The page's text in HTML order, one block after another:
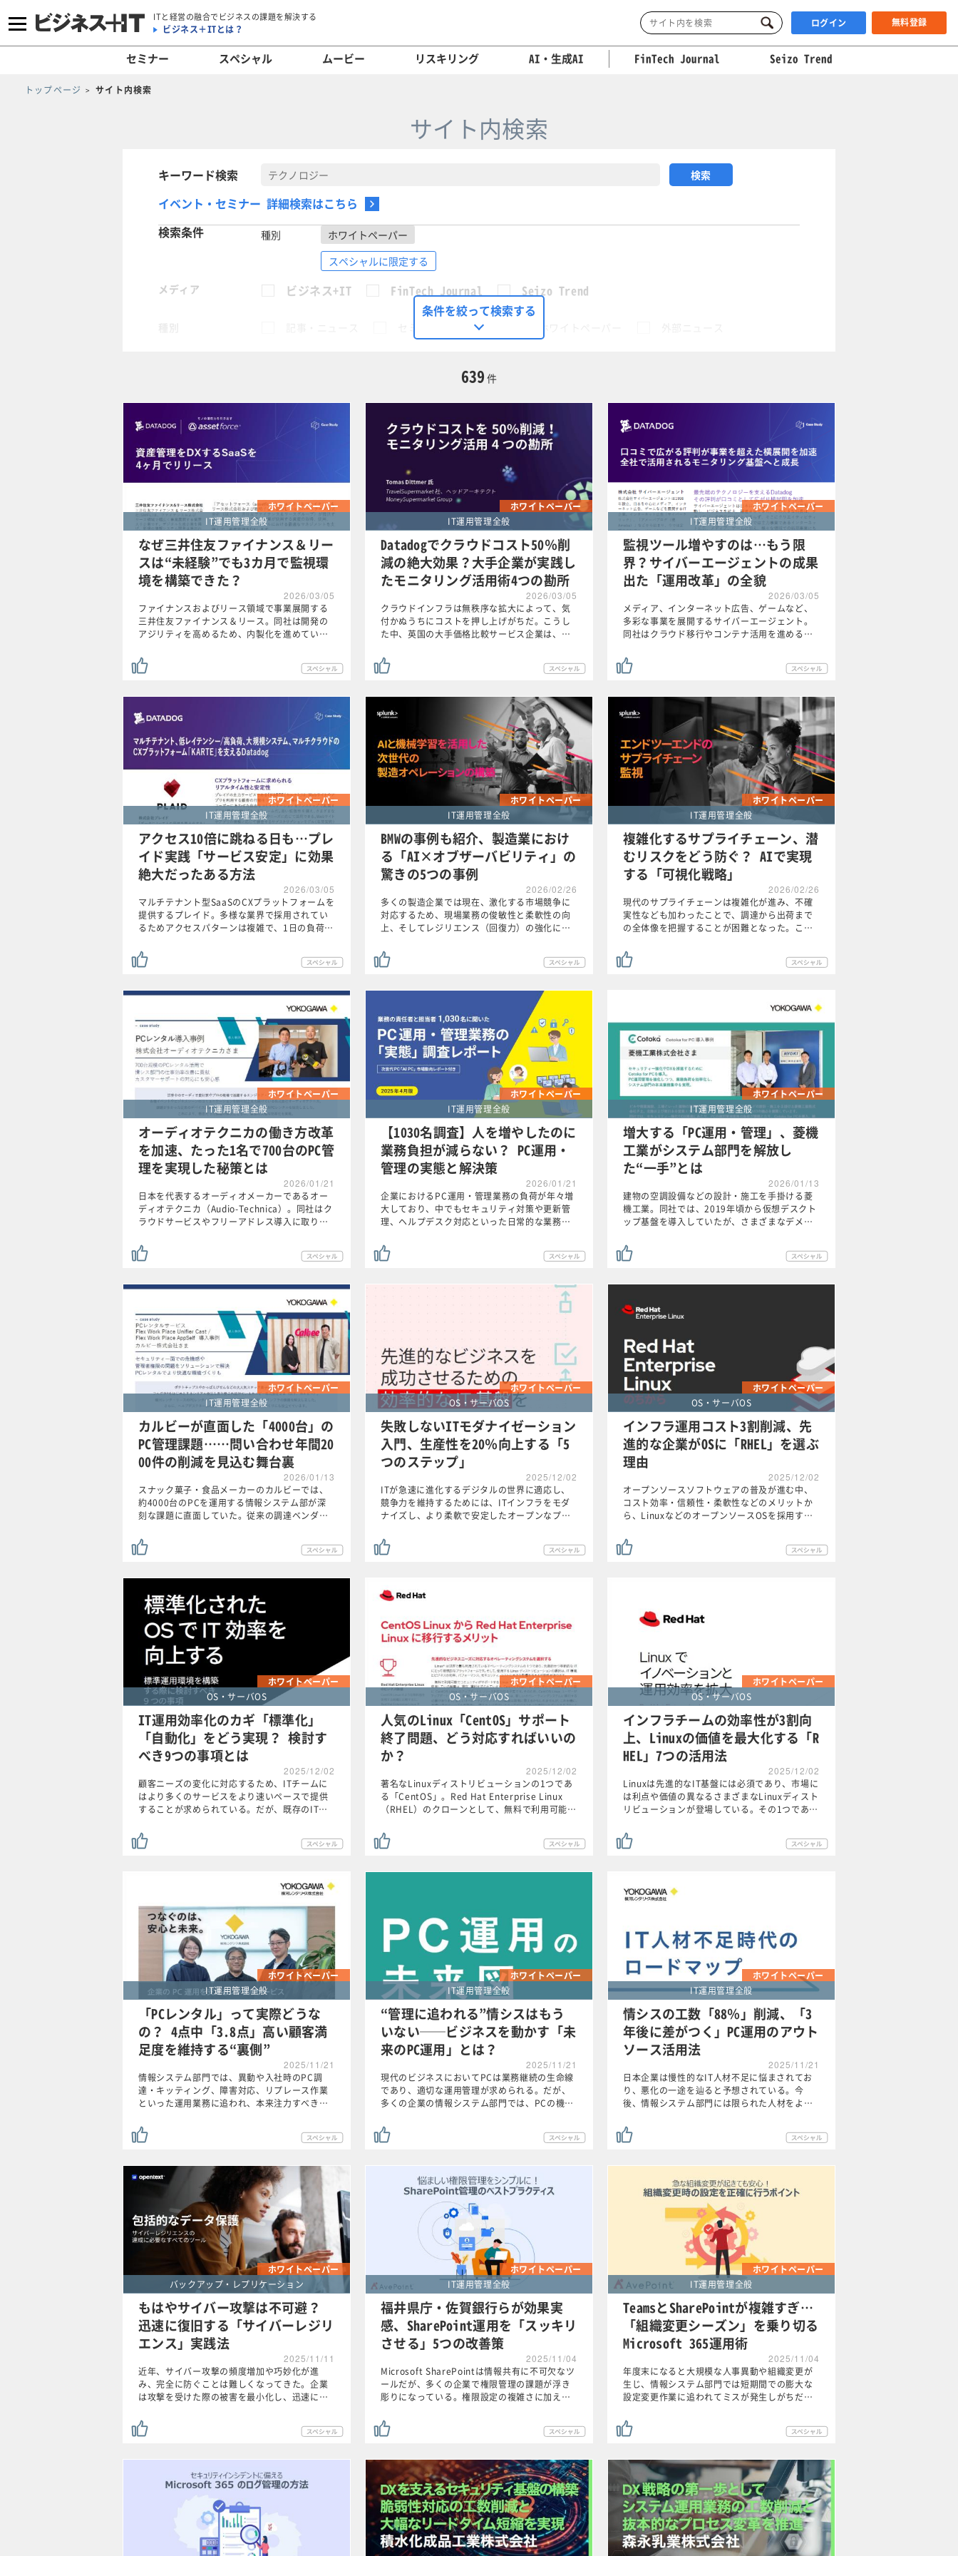
ITと経営の融合でビジネスの課題を解決する
ビジネス＋ITとは？ ログイン 無料登録
セミナー スペシャル ムービー リスキリング AI・生成AI FinTech Journal Seizo Trend
トップページ サイト内検索
サイト内検索
キーワード検索
イベント・セミナー 詳細検索はこちら
検索条件
種別
ホワイトペーパー
スペシャルに限定する
メディア
ビジネス+IT FinTech Journal Seizo Trend
動画
タグ
この条件で検索する
条件を絞って検索する
639 件
ホワイトペーパー
IT運用管理全般
なぜ三井住友ファイナンス＆リー
スは“未経験”でも3カ月で監視環
境を構築できた？
2026/03/05
ファイナンスおよびリース領域で事業展開する
三井住友ファイナンス＆リース。同社は開発の
アジリティを高めるため、内製化を進めてい…
ホワイトペーパー
IT運用管理全般
Datadogでクラウドコスト50％削
減の絶大効果？大手企業が実践し
たモニタリング活用術4つの勘所
2026/03/05
クラウドインフラは無秩序な拡大によって、気
付かぬうちにコストを押し上げがちだ。こうし
た中、英国の大手価格比較サービス企業は、…
ホワイトペーパー
IT運用管理全般
監視ツール増やすのは…もう限
界？サイバーエージェントの成果
出た「運用改革」の全貌
2026/03/05
メディア、インターネット広告、ゲームなど、
多彩な事業を展開するサイバーエージェント。
同社はクラウド移行やコンテナ活用を進める…
ホワイトペーパー
IT運用管理全般
アクセス10倍に跳ねる日も…プレ
イド実践「サービス安定」に効果
絶大だったある方法
2026/03/05
マルチテナント型SaaSのCXプラットフォームを
提供するプレイド。多様な業界で採用されてい
るためアクセスパターンは複雑で、1日の負荷…
ホワイトペーパー
IT運用管理全般
BMWの事例も紹介、製造業におけ
る「AI×オブザーバビリティ」の
驚きの5つの事例
2026/02/26
多くの製造企業では現在、激化する市場競争に
対応するため、現場業務の俊敏性と柔軟性の向
上、そしてレジリエンス（回復力）の強化に…
ホワイトペーパー
IT運用管理全般
複雑化するサプライチェーン、潜
むリスクをどう防ぐ？ AIで実現
する「可視化戦略」
2026/02/26
現代のサプライチェーンは複雑化が進み、不確
実性なども加わったことで、調達から出荷まで
の全体像を把握することが困難となった。こ…
ホワイトペーパー
IT運用管理全般
オーディオテクニカの働き方改革
を加速、たった1名で700台のPC管
理を実現した秘策とは
2026/01/21
日本を代表するオーディオメーカーであるオー
ディオテクニカ（Audio-Technica）。同社はク
ラウドサービスやフリーアドレス導入に取り…
ホワイトペーパー
IT運用管理全般
【1030名調査】人を増やしたのに
業務負担が減らない？ PC運用・
管理の実態と解決策
2026/01/21
企業におけるPC運用・管理業務の負荷が年々増
大しており、中でもセキュリティ対策や更新管
理、ヘルプデスク対応といった日常的な業務…
ホワイトペーパー
IT運用管理全般
増大する「PC運用・管理」、菱機
工業がシステム部門を解放し
た“一手”とは
2026/01/13
建物の空調設備などの設計・施工を手掛ける菱
機工業。同社では、2019年頃から仮想デスクト
ップ基盤を導入していたが、さまざまなデメ…
ホワイトペーパー
IT運用管理全般
カルビーが直面した「4000台」の
PC管理課題……問い合わせ年間20
00件の削減を見込む舞台裏
2026/01/13
スナック菓子・食品メーカーのカルビーでは、
約4000台のPCを運用する情報システム部が深
刻な課題に直面していた。従来の調達ベンダ…
ホワイトペーパー
OS・サーバOS
失敗しないITモダナイゼーション
入門、生産性を20％向上する「5
つのステップ」
2025/12/02
ITが急速に進化するデジタルの世界に適応し、
競争力を維持するためには、ITインフラをモダ
ナイズし、より柔軟で安定したオープンなプ…
ホワイトペーパー
OS・サーバOS
インフラ運用コスト3割削減、先
進的な企業がOSに「RHEL」を選ぶ
理由
2025/12/02
オープンソースソフトウェアの普及が進む中、
コスト効率・信頼性・柔軟性などのメリットか
ら、LinuxなどのオープンソースOSを採用す…
ホワイトペーパー
OS・サーバOS
IT運用効率化のカギ「標準化」
「自動化」をどう実現？ 検討す
べき9つの事項とは
2025/12/02
顧客ニーズの変化に対応するため、ITチームに
はより多くのサービスをより速いペースで提供
することが求められている。だが、既存のIT…
ホワイトペーパー
OS・サーバOS
人気のLinux「CentOS」サポート
終了問題、どう対応すればいいの
か？
2025/12/02
著名なLinuxディストリビューションの1つであ
る「CentOS」。Red Hat Enterprise Linux
（RHEL）のクローンとして、無料で利用可能…
ホワイトペーパー
OS・サーバOS
インフラチームの効率性が3割向
上、Linuxの価値を最大化する「R
HEL」7つの活用法
2025/12/02
Linuxは先進的なIT基盤には必須であり、市場に
は利点や価値の異なるさまざまなLinuxディスト
リビューションが登場している。その1つであ…
ホワイトペーパー
IT運用管理全般
「PCレンタル」って実際どうな
の？ 4点中「3.8点」高い顧客満
足度を維持する“裏側”
2025/11/21
情報システム部門では、異動や入社時のPC調
達・キッティング、障害対応、リプレース作業
といった運用業務に追われ、本来注力すべき…
ホワイトペーパー
IT運用管理全般
“管理に追われる”情シスはもう
いない──ビジネスを動かす「未
来のPC運用」とは？
2025/11/21
現代のビジネスにおいてPCは業務継続の生命線
であり、適切な運用管理が求められる。だが、
多くの企業の情報システム部門では、PCの機…
ホワイトペーパー
IT運用管理全般
情シスの工数「88％」削減、「3
年後に差がつく」PC運用のアウト
ソース活用法
2025/11/21
日本企業は慢性的なIT人材不足に悩まされてお
り、悪化の一途を辿ると予想されている。今
後、情報システム部門には限られた人材をよ…
ホワイトペーパー
バックアップ・レプリケーション
もはやサイバー攻撃は不可避？
迅速に復旧する「サイバーレジリ
エンス」実践法
2025/11/11
近年、サイバー攻撃の頻度増加や巧妙化が進
み、完全に防ぐことは難しくなってきた。企業
は攻撃を受けた際の被害を最小化し、迅速に…
ホワイトペーパー
IT運用管理全般
福井県庁・佐賀銀行らが効果実
感、SharePoint運用を「スッキリ
させる」5つの改善策
2025/11/04
Microsoft SharePointは情報共有に不可欠なツ
ールだが、多くの企業で権限管理の課題が浮き
彫りになっている。権限設定の複雑さに加え…
ホワイトペーパー
IT運用管理全般
TeamsとSharePointが複雑すぎ…
「組織変更シーズン」を乗り切る
Microsoft 365運用術
2025/11/04
年度末になると大規模な人事異動や組織変更が
生じ、情報システム部門では短期間での膨大な
設定変更作業に追われてミスが発生しがちだ…